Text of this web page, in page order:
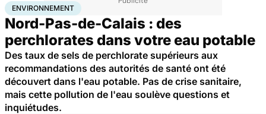
AccueilBien-êtreEnvironnement
ENVIRONNEMENT
Nord-Pas-de-Calais : des
perchlorates dans votre eau potable
Des taux de sels de perchlorate supérieurs aux
recommandations des autorités de santé ont été
découvert dans l'eau potable. Pas de crise sanitaire,
mais cette pollution de l'eau soulève questions et
inquiétudes.